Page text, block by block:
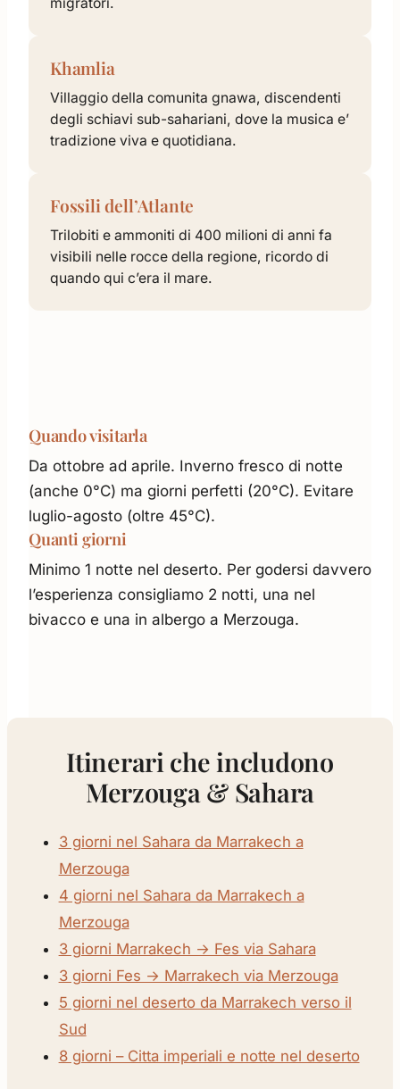
migratori.
Khamlia
Villaggio della comunita gnawa, discendenti
degli schiavi sub-sahariani, dove la musica e’
tradizione viva e quotidiana.
Fossili dell’Atlante
Trilobiti e ammoniti di 400 milioni di anni fa
visibili nelle rocce della regione, ricordo di
quando qui c’era il mare.
Quando visitarla
Da ottobre ad aprile. Inverno fresco di notte
(anche 0°C) ma giorni perfetti (20°C). Evitare
luglio-agosto (oltre 45°C).
Quanti giorni
Minimo 1 notte nel deserto. Per godersi davvero
l’esperienza consigliamo 2 notti, una nel
bivacco e una in albergo a Merzouga.
Itinerari che includono
Merzouga & Sahara
3 giorni nel Sahara da Marrakech a
Merzouga
4 giorni nel Sahara da Marrakech a
Merzouga
3 giorni Marrakech → Fes via Sahara
3 giorni Fes → Marrakech via Merzouga
5 giorni nel deserto da Marrakech verso il
Sud
8 giorni – Citta imperiali e notte nel deserto